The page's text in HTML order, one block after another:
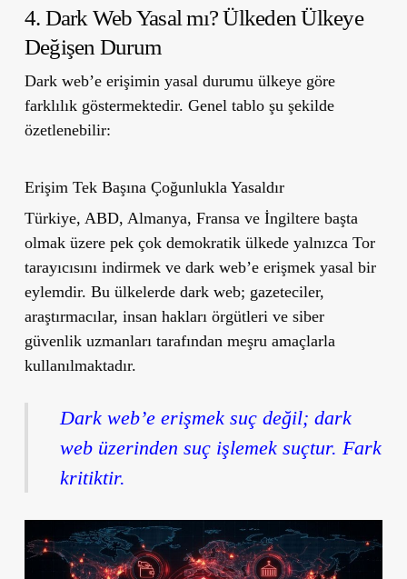
4. Dark Web Yasal mı? Ülkeden Ülkeye
Değişen Durum
Dark web’e erişimin yasal durumu ülkeye göre
farklılık göstermektedir. Genel tablo şu şekilde
özetlenebilir:
Erişim Tek Başına Çoğunlukla Yasaldır
Türkiye, ABD, Almanya, Fransa ve İngiltere başta
olmak üzere pek çok demokratik ülkede yalnızca Tor
tarayıcısını indirmek ve dark web’e erişmek yasal bir
eylemdir. Bu ülkelerde dark web; gazeteciler,
araştırmacılar, insan hakları örgütleri ve siber
güvenlik uzmanları tarafından meşru amaçlarla
kullanılmaktadır.
Dark web’e erişmek suç değil; dark
web üzerinden suç işlemek suçtur. Fark
kritiktir.